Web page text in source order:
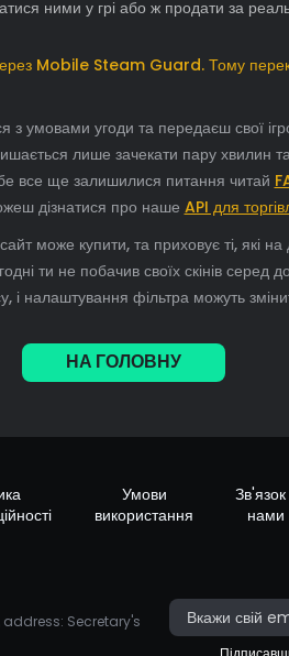
ними у грі або ж продати за
Mobile Steam Guard. Тому
з умовами угоди та передаєш свої
лише зачекати пару хвилин
все ще залишилися питання читай
дізнатися про наше API для
сайт може купити, та приховує ті,
ти не побачив своїх скінів
і налаштування фільтра можуть
НА ГОЛОВНУ
Умови
використання
Зв'язок
нами
address: Secretary's